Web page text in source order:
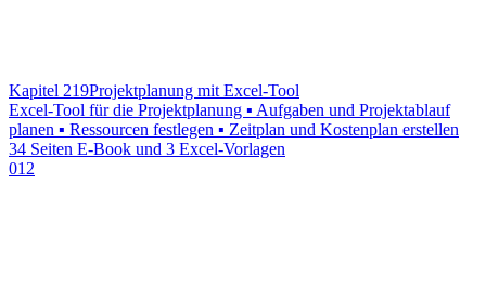
Kapitel 219Projektplanung mit Excel-Tool
Excel-Tool für die Projektplanung ▪ Aufgaben und Projektablauf
planen ▪ Ressourcen festlegen ▪ Zeitplan und Kostenplan erstellen
34 Seiten E-Book und 3 Excel-Vorlagen
012